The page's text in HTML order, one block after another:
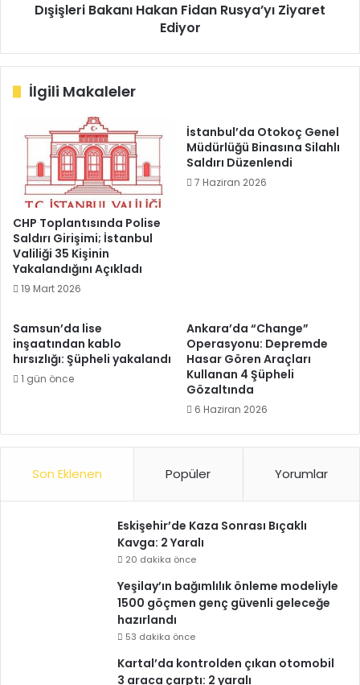
Dışişleri Bakanı Hakan Fidan Rusya’yı Ziyaret
Ediyor
İlgili Makaleler
CHP Toplantısında Polise
Saldırı Girişimi; İstanbul
Valiliği 35 Kişinin
Yakalandığını Açıkladı
19 Mart 2026
İstanbul’da Otokoç Genel
Müdürlüğü Binasına Silahlı
Saldırı Düzenlendi
7 Haziran 2026
Samsun’da lise
inşaatından kablo
hırsızlığı: Şüpheli yakalandı
1 gün önce
Ankara’da “Change”
Operasyonu: Depremde
Hasar Gören Araçları
Kullanan 4 Şüpheli
Gözaltında
6 Haziran 2026
Son Eklenen Popüler Yorumlar
Eskişehir’de Kaza Sonrası Bıçaklı
Kavga: 2 Yaralı
20 dakika önce
Yeşilay’ın bağımlılık önleme modeliyle
1500 göçmen genç güvenli geleceğe
hazırlandı
53 dakika önce
Kartal’da kontrolden çıkan otomobil
3 araca çarptı: 2 yaralı